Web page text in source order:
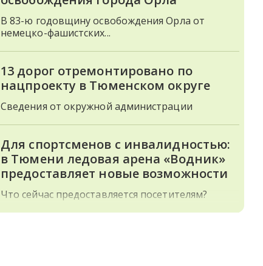
В 83-ю годовщину освобождения Орла от
немецко-фашистских...
13 дорог отремонтировано по
нацпроекту в Тюменском округе
Сведения от окружной администрации
Для спортсменов с инвалидностью:
в Тюмени ледовая арена «Водник»
предоставляет новые возможности
Что сейчас предоставляется посетителям?